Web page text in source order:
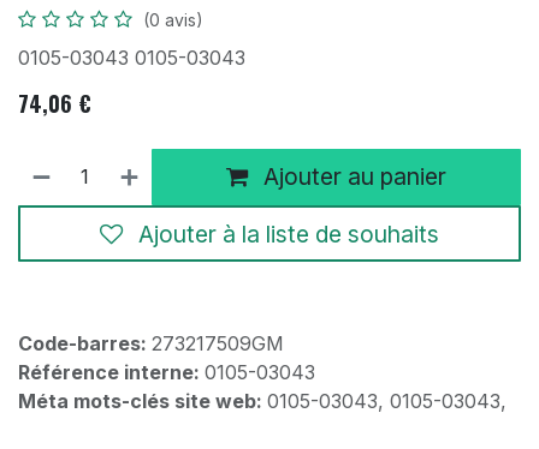
(0 avis)
0105-03043 0105-03043
74,06 €
Ajouter au panier
Ajouter à la liste de souhaits
Code-barres: 273217509GM
Référence interne: 0105-03043
Méta mots-clés site web: 0105-03043, 0105-03043,